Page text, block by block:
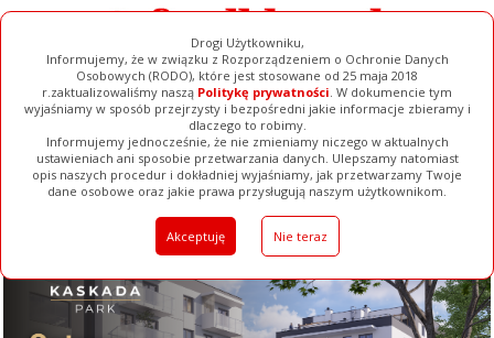
Drogi Użytkowniku,
Informujemy, że w związku z Rozporządzeniem o Ochronie Danych
Osobowych (RODO), które jest stosowane od 25 maja 2018
r.zaktualizowaliśmy naszą Politykę prywatności. W dokumencie tym
wyjaśniamy w sposób przejrzysty i bezpośredni jakie informacje zbieramy i
dlaczego to robimy.
Informujemy jednocześnie, że nie zmieniamy niczego w aktualnych
ustawieniach ani sposobie przetwarzania danych. Ulepszamy natomiast
opis naszych procedur i dokładniej wyjaśniamy, jak przetwarzamy Twoje
dane osobowe oraz jakie prawa przysługują naszym użytkownikom.
Akceptuję Nie teraz
Ogłoszenia Filmy Galerie Baza Firm Pełna Wersja